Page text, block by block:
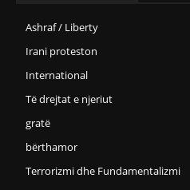
Ashraf / Liberty
Irani proteston
International
Të drejtat e njeriut
gratë
bërthamor
Terrorizmi dhe Fundamentalizmi